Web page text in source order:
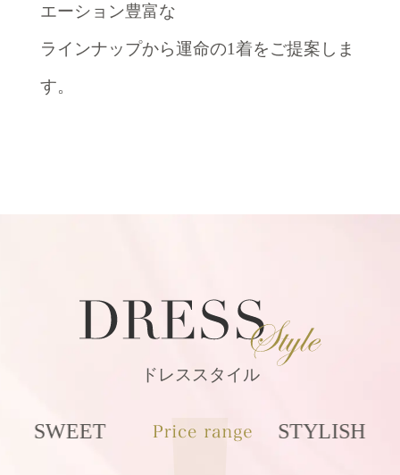
エーション豊富な
ラインナップから運命の1着をご提案しま
す。
ドレススタイル
SWEET STYLISH